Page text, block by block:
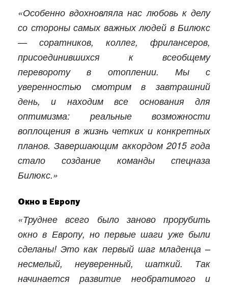
«Особенно вдохновляла нас любовь к делу
со стороны самых важных людей в Билюкс
— соратников, коллег, фрилансеров,
присоединившихся к всеобщему
перевороту в отоплении. Мы с
уверенностью смотрим в завтрашний
день, и находим все основания для
оптимизма: реальные возможности
воплощения в жизнь четких и конкретных
планов. Завершающим аккордом 2015 года
стало создание команды спецназа
Билюкс.»
Окно в Европу
«Труднее всего было заново прорубить
окно в Европу, но первые шаги уже были
сделаны! Это как первый шаг младенца –
несмелый, неуверенный, шаткий. Так
начинается развитие необратимого и